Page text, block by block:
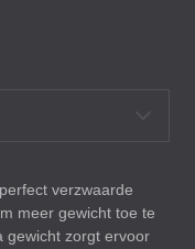
verzwaarde
meer gewicht toe te
gewicht zorgt ervoor